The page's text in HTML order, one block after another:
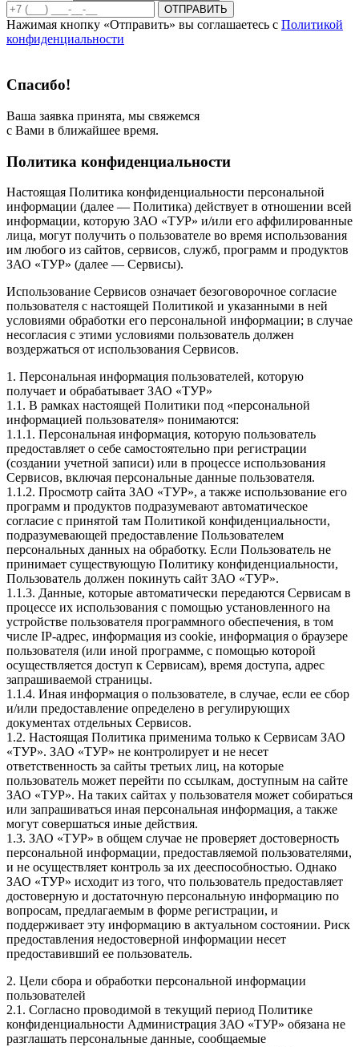
ОТПРАВИТЬ
Нажимая кнопку «Отправить» вы соглашаетесь с Политикой
конфиденциальности
Спасибо!
Ваша заявка принята, мы свяжемся
с Вами в ближайшее время.
Политика конфиденциальности
Настоящая Политика конфиденциальности персональной
информации (далее — Политика) действует в отношении всей
информации, которую ЗАО «ТУР» и/или его аффилированные
лица, могут получить о пользователе во время использования
им любого из сайтов, сервисов, служб, программ и продуктов
ЗАО «ТУР» (далее — Сервисы).
Использование Сервисов означает безоговорочное согласие
пользователя с настоящей Политикой и указанными в ней
условиями обработки его персональной информации; в случае
несогласия с этими условиями пользователь должен
воздержаться от использования Сервисов.
1. Персональная информация пользователей, которую
получает и обрабатывает ЗАО «ТУР»
1.1. В рамках настоящей Политики под «персональной
информацией пользователя» понимаются:
1.1.1. Персональная информация, которую пользователь
предоставляет о себе самостоятельно при регистрации
(создании учетной записи) или в процессе использования
Сервисов, включая персональные данные пользователя.
1.1.2. Просмотр сайта ЗАО «ТУР», а также использование его
программ и продуктов подразумевают автоматическое
согласие с принятой там Политикой конфиденциальности,
подразумевающей предоставление Пользователем
персональных данных на обработку. Если Пользователь не
принимает существующую Политику конфиденциальности,
Пользователь должен покинуть сайт ЗАО «ТУР».
1.1.3. Данные, которые автоматически передаются Сервисам в
процессе их использования с помощью установленного на
устройстве пользователя программного обеспечения, в том
числе IP-адрес, информация из cookie, информация о браузере
пользователя (или иной программе, с помощью которой
осуществляется доступ к Сервисам), время доступа, адрес
запрашиваемой страницы.
1.1.4. Иная информация о пользователе, в случае, если ее сбор
и/или предоставление определено в регулирующих
документах отдельных Сервисов.
1.2. Настоящая Политика применима только к Сервисам ЗАО
«ТУР». ЗАО «ТУР» не контролирует и не несет
ответственность за сайты третьих лиц, на которые
пользователь может перейти по ссылкам, доступным на сайте
ЗАО «ТУР». На таких сайтах у пользователя может собираться
или запрашиваться иная персональная информация, а также
могут совершаться иные действия.
1.3. ЗАО «ТУР» в общем случае не проверяет достоверность
персональной информации, предоставляемой пользователями,
и не осуществляет контроль за их дееспособностью. Однако
ЗАО «ТУР» исходит из того, что пользователь предоставляет
достоверную и достаточную персональную информацию по
вопросам, предлагаемым в форме регистрации, и
поддерживает эту информацию в актуальном состоянии. Риск
предоставления недостоверной информации несет
предоставивший ее пользователь.
2. Цели сбора и обработки персональной информации
пользователей
2.1. Согласно проводимой в текущий период Политике
конфиденциальности Администрация ЗАО «ТУР» обязана не
разглашать персональные данные, сообщаемые